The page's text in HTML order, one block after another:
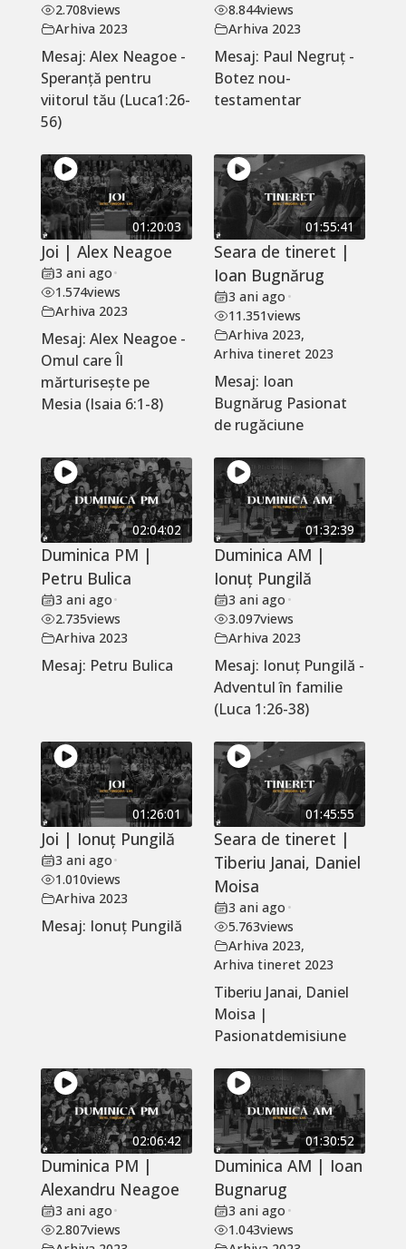
2.708views
Arhiva 2023
Mesaj: Alex Neagoe -
Speranță pentru
viitorul tău (Luca1:26-
56)
8.844views
Arhiva 2023
Mesaj: Paul Negruț -
Botez nou-
testamentar
01:20:03
Joi | Alex Neagoe
3 ani ago•
1.574views
Arhiva 2023
Mesaj: Alex Neagoe -
Omul care Îl
mărturisește pe
Mesia (Isaia 6:1-8)
01:55:41
Seara de tineret |
Ioan Bugnărug
3 ani ago •
11.351views
Arhiva 2023,
Arhiva tineret 2023
Mesaj: Ioan
Bugnărug Pasionat
de rugăciune
02:04:02
Duminica PM |
Petru Bulica
3 ani ago•
2.735views
Arhiva 2023
Mesaj: Petru Bulica
01:32:39
Duminica AM |
Ionuț Pungilă
3 ani ago •
3.097views
Arhiva 2023
Mesaj: Ionuț Pungilă -
Adventul în familie
(Luca 1:26-38)
01:26:01
Joi | Ionuț Pungilă
3 ani ago•
1.010views
Arhiva 2023
Mesaj: Ionuț Pungilă
01:45:55
Seara de tineret |
Tiberiu Janai, Daniel
Moisa
3 ani ago •
5.763views
Arhiva 2023,
Arhiva tineret 2023
Tiberiu Janai, Daniel
Moisa |
Pasionatdemisiune
02:06:42
Duminica PM |
Alexandru Neagoe
3 ani ago•
2.807views
01:30:52
Duminica AM | Ioan
Bugnarug
3 ani ago •
1.043views